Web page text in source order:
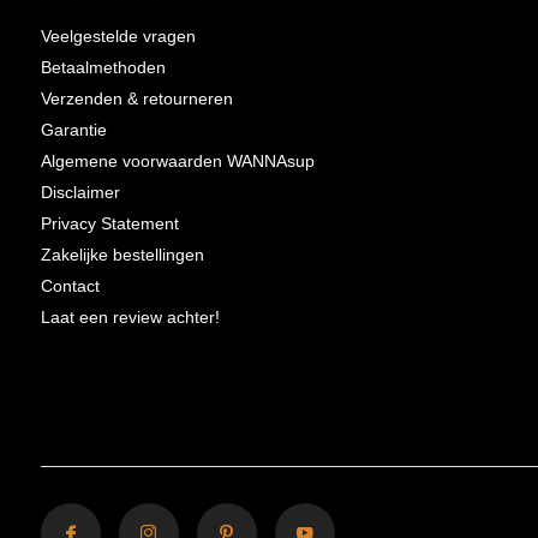
Veelgestelde vragen
Betaalmethoden
Verzenden & retourneren
Garantie
Algemene voorwaarden WANNAsup
Disclaimer
Privacy Statement
Zakelijke bestellingen
Contact
Laat een review achter!